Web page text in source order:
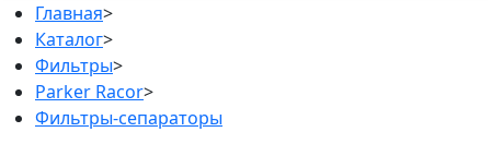
Главная>
Каталог>
Фильтры>
Parker Racor>
Фильтры-сепараторы